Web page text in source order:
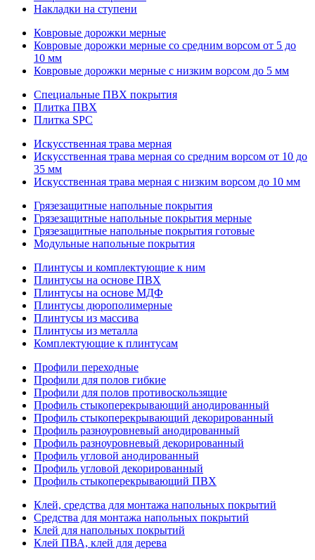
Накладки на ступени
Ковровые дорожки мерные
Ковровые дорожки мерные со средним ворсом от 5 до
10 мм
Ковровые дорожки мерные с низким ворсом до 5 мм
Специальные ПВХ покрытия
Плитка ПВХ
Плитка SPC
Искуccтвенная трава мерная
Искусственная трава мерная со средним ворсом от 10 до
35 мм
Искусственная трава мерная с низким ворсом до 10 мм
Грязезащитные напольные покрытия
Грязезащитные напольные покрытия мерные
Грязезащитные напольные покрытия готовые
Модульные напольные покрытия
Плинтусы и комплектующие к ним
Плинтусы на основе ПВХ
Плинтусы на основе МДФ
Плинтусы дюрополимерные
Плинтусы из массива
Плинтусы из металла
Комплектующие к плинтусам
Профили переходные
Профили для полов гибкие
Профили для полов противоскользящие
Профиль стыкоперекрывающий анодированный
Профиль стыкоперекрывающий декорированный
Профиль разноуровневый анодированный
Профиль разноуровневый декорированный
Профиль угловой анодированный
Профиль угловой декорированный
Профиль стыкоперекрывающий ПВХ
Клей, средства для монтажа напольных покрытий
Средства для монтажа напольных покрытий
Клей для напольных покрытий
Клей ПВА, клей для дерева